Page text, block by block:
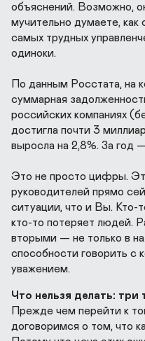
объяснений. Возможно,
мучительно думаете, как
самых трудных
одиноки.
По данным Росстата, на
суммарная
российских компаниях
достигла почти 3
выросла на 2,8%. За год
Это не просто цифры.
руководителей прямо
ситуации, что и Вы. Кто-
кто-то потеряет людей.
вторыми — не только в
способности говорить с
уважением.
Что нельзя делать:
Прежде чем перейти к
договоримся о том, что